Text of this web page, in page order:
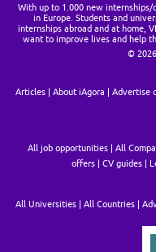
With up to 1.000 new
in Europe. Students and
internships abroad and at home,
want to improve lives and help
©
Articles About iAgora Advertise
All job opportunities All
offers
CV guides
All Universities All Countries